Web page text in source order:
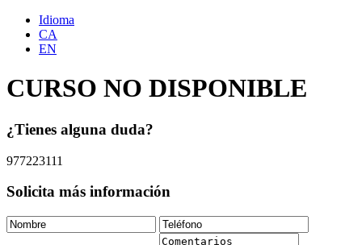
Idioma
CA
EN
CURSO NO DISPONIBLE
¿Tienes alguna duda?
977223111
Solicita más información